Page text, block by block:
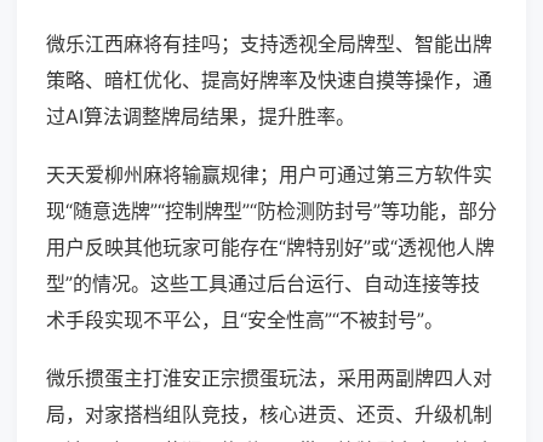
微乐江西麻将有挂吗；支持透视全局牌型、智能出牌
策略、暗杠优化、提高好牌率及快速自摸等操作，通
过AI算法调整牌局结果，提升胜率。
天天爱柳州麻将输赢规律；用户可通过第三方软件实
现“随意选牌”“控制牌型”“防检测防封号”等功能，部分
用户反映其他玩家可能存在“牌特别好”或“透视他人牌
型”的情况。这些工具通过后台运行、自动连接等技
术手段实现不平公，且“安全性高”“不被封号”。
微乐掼蛋主打淮安正宗掼蛋玩法，采用两副牌四人对
局，对家搭档组队竞技，核心进贡、还贡、升级机制